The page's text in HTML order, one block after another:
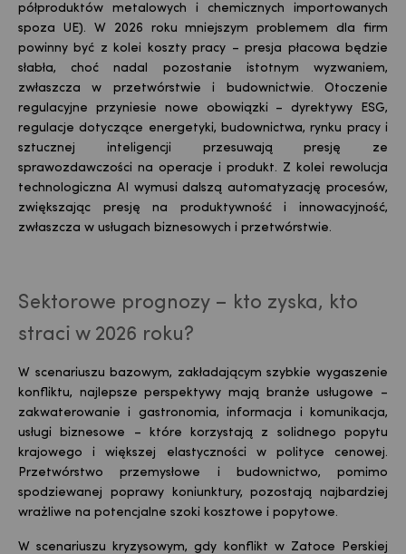
półproduktów metalowych i chemicznych importowanych
spoza UE). W 2026 roku mniejszym problemem dla firm
powinny być z kolei koszty pracy – presja płacowa będzie
słabła, choć nadal pozostanie istotnym wyzwaniem,
zwłaszcza w przetwórstwie i budownictwie. Otoczenie
regulacyjne przyniesie nowe obowiązki – dyrektywy ESG,
regulacje dotyczące energetyki, budownictwa, rynku pracy i
sztucznej inteligencji przesuwają presję ze
sprawozdawczości na operacje i produkt. Z kolei rewolucja
technologiczna AI wymusi dalszą automatyzację procesów,
zwiększając presję na produktywność i innowacyjność,
zwłaszcza w usługach biznesowych i przetwórstwie.
Sektorowe prognozy – kto zyska, kto
straci w 2026 roku?
W scenariuszu bazowym, zakładającym szybkie wygaszenie
konfliktu, najlepsze perspektywy mają branże usługowe –
zakwaterowanie i gastronomia, informacja i komunikacja,
usługi biznesowe – które korzystają z solidnego popytu
krajowego i większej elastyczności w polityce cenowej.
Przetwórstwo przemysłowe i budownictwo, pomimo
spodziewanej poprawy koniunktury, pozostają najbardziej
wrażliwe na potencjalne szoki kosztowe i popytowe.
W scenariuszu kryzysowym, gdy konflikt w Zatoce Perskiej